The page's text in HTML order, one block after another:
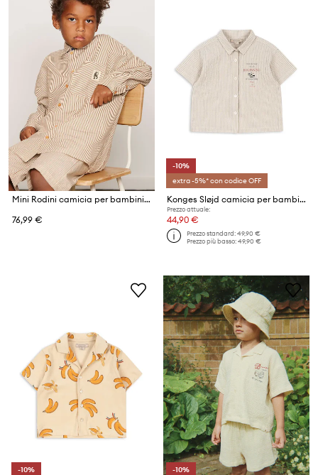
Mini Rodini camicia per bambini in cotone Poplin
76,99 €
-10%
extra -5%* con codice OFF
Konges Sløjd camicia per bambini in cotone con elastan ELLIOT SS SHIRT GOTS
Prezzo attuale:
44,90 €
Prezzo standard:49,90 €
Prezzo più basso:49,90 €
-10%
-10%